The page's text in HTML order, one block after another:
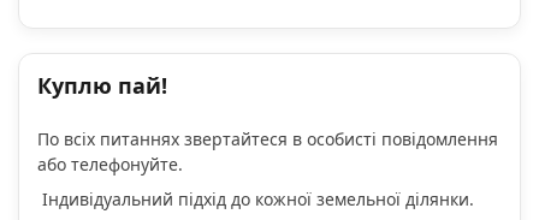
Куплю пай!
По всіх питаннях звертайтеся в особисті повідомлення
або телефонуйте.
Індивідуальний підхід до кожної земельної ділянки.